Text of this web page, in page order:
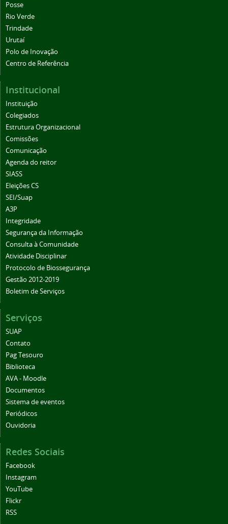
Posse
Rio Verde
Trindade
Urutaí
Polo de Inovação
Centro de Referência
Institucional
Instituição
Colegiados
Estrutura Organizacional
Comissões
Comunicação
Agenda do reitor
SIASS
Eleições CS
SEI/Suap
A3P
Integridade
Segurança da Informação
Consulta à Comunidade
Atividade Disciplinar
Protocolo de Biossegurança
Gestão 2012-2019
Boletim de Serviços
Serviços
SUAP
Contato
Pag Tesouro
Biblioteca
AVA - Moodle
Documentos
Sistema de eventos
Periódicos
Ouvidoria
Redes Sociais
Facebook
Instagram
YouTube
Flickr
RSS